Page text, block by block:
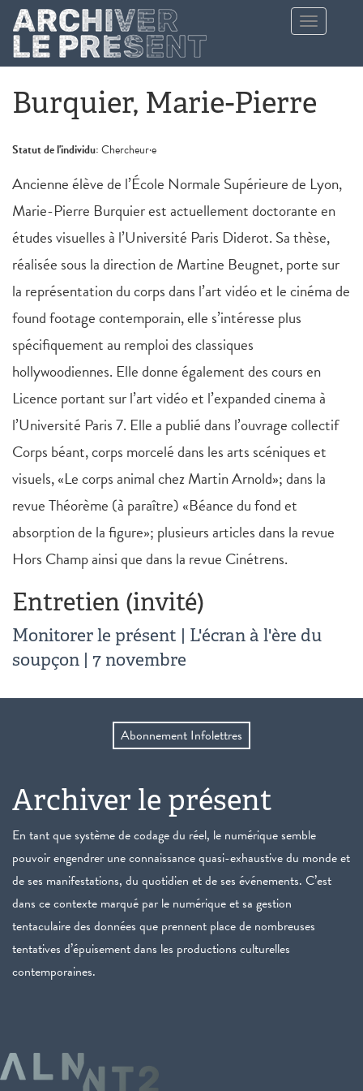
Aller au contenu principal
Toggle
navigation
Burquier, Marie-Pierre
Statut de l'individu:Chercheur·e
Ancienne élève de l’École Normale Supérieure de Lyon,
Marie-Pierre Burquier est actuellement doctorante en
études visuelles à l’Université Paris Diderot. Sa thèse,
réalisée sous la direction de Martine Beugnet, porte sur
la représentation du corps dans l’art vidéo et le cinéma de
found footage contemporain, elle s’intéresse plus
spécifiquement au remploi des classiques
hollywoodiennes. Elle donne également des cours en
Licence portant sur l’art vidéo et l’expanded cinema à
l’Université Paris 7. Elle a publié dans l’ouvrage collectif
Corps béant, corps morcelé dans les arts scéniques et
visuels, «Le corps animal chez Martin Arnold»; dans la
revue Théorème (à paraître) «Béance du fond et
absorption de la figure»; plusieurs articles dans la revue
Hors Champ ainsi que dans la revue Cinétrens.
Entretien (invité)
Monitorer le présent | L'écran à l'ère du
soupçon | 7 novembre
Abonnement Infolettres
Archiver le présent
En tant que système de codage du réel, le numérique semble
pouvoir engendrer une connaissance quasi-exhaustive du monde et
de ses manifestations, du quotidien et de ses événements. C’est
dans ce contexte marqué par le numérique et sa gestion
tentaculaire des données que prennent place de nombreuses
tentatives d’épuisement dans les productions culturelles
contemporaines.